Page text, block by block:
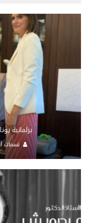
برلمانية
نسمات